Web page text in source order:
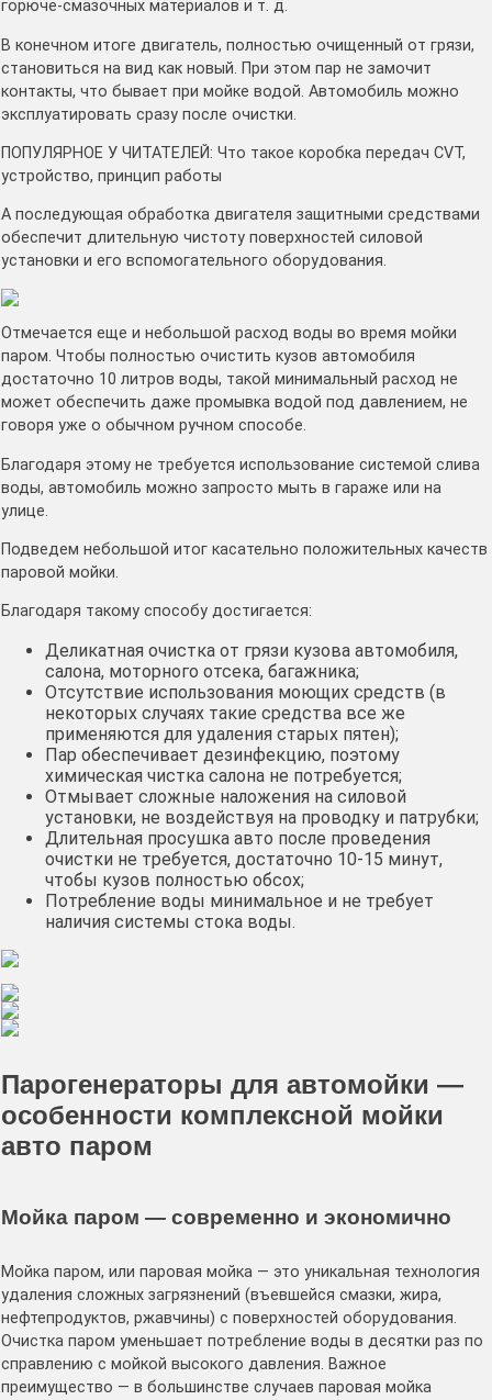
горюче-смазочных материалов и т. д.
В конечном итоге двигатель, полностью очищенный от грязи,
становиться на вид как новый. При этом пар не замочит
контакты, что бывает при мойке водой. Автомобиль можно
эксплуатировать сразу после очистки.
ПОПУЛЯРНОЕ У ЧИТАТЕЛЕЙ: Что такое коробка передач CVT,
устройство, принцип работы
А последующая обработка двигателя защитными средствами
обеспечит длительную чистоту поверхностей силовой
установки и его вспомогательного оборудования.
Отмечается еще и небольшой расход воды во время мойки
паром. Чтобы полностью очистить кузов автомобиля
достаточно 10 литров воды, такой минимальный расход не
может обеспечить даже промывка водой под давлением, не
говоря уже о обычном ручном способе.
Благодаря этому не требуется использование системой слива
воды, автомобиль можно запросто мыть в гараже или на
улице.
Подведем небольшой итог касательно положительных качеств
паровой мойки.
Благодаря такому способу достигается:
Деликатная очистка от грязи кузова автомобиля,
салона, моторного отсека, багажника;
Отсутствие использования моющих средств (в
некоторых случаях такие средства все же
применяются для удаления старых пятен);
Пар обеспечивает дезинфекцию, поэтому
химическая чистка салона не потребуется;
Отмывает сложные наложения на силовой
установки, не воздействуя на проводку и патрубки;
Длительная просушка авто после проведения
очистки не требуется, достаточно 10-15 минут,
чтобы кузов полностью обсох;
Потребление воды минимальное и не требует
наличия системы стока воды.
Парогенераторы для автомойки —
особенности комплексной мойки
авто паром
Мойка паром — современно и экономично
Мойка паром, или паровая мойка — это уникальная технология
удаления сложных загрязнений (въевшейся смазки, жира,
нефтепродуктов, ржавчины) с поверхностей оборудования.
Очистка паром уменьшает потребление воды в десятки раз по
справлению с мойкой высокого давления. Важное
преимущество — в большинстве случаев паровая мойка